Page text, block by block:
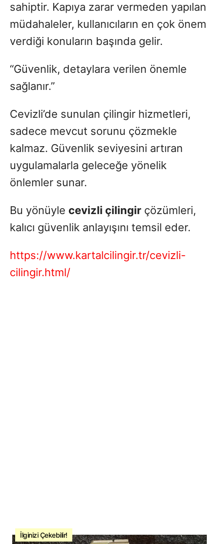
sahiptir. Kapıya zarar vermeden yapılan
müdahaleler, kullanıcıların en çok önem
verdiği konuların başında gelir.
“Güvenlik, detaylara verilen önemle
sağlanır.”
Cevizli’de sunulan çilingir hizmetleri,
sadece mevcut sorunu çözmekle
kalmaz. Güvenlik seviyesini artıran
uygulamalarla geleceğe yönelik
önlemler sunar.
Bu yönüyle cevizli çilingir çözümleri,
kalıcı güvenlik anlayışını temsil eder.
https://www.kartalcilingir.tr/cevizli-
cilingir.html/
İlginizi Çekebilir!